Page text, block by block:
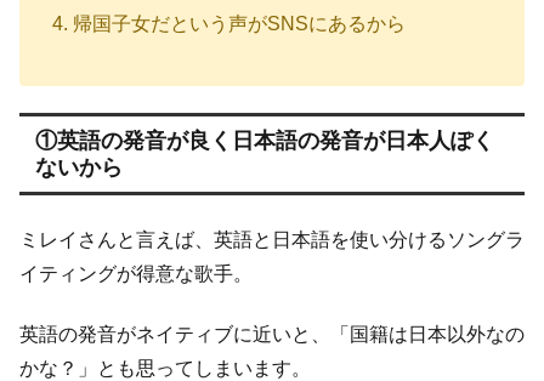
帰国子女だという声がSNSにあるから
①英語の発音が良く日本語の発音が日本人ぽく
ないから
ミレイさんと言えば、英語と日本語を使い分けるソングラ
イティングが得意な歌手。
英語の発音がネイティブに近いと、「国籍は日本以外なの
かな？」とも思ってしまいます。